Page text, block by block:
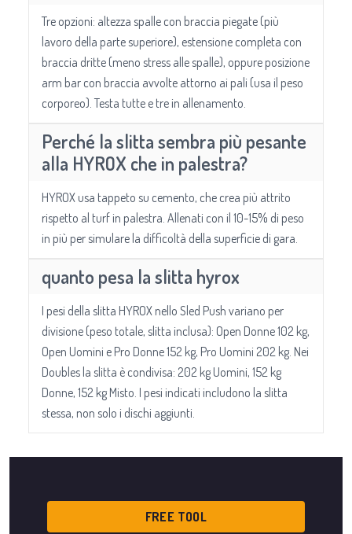
Tre opzioni: altezza spalle con braccia piegate (più
lavoro della parte superiore), estensione completa con
braccia dritte (meno stress alle spalle), oppure posizione
arm bar con braccia avvolte attorno ai pali (usa il peso
corporeo). Testa tutte e tre in allenamento.
Perché la slitta sembra più pesante
alla HYROX che in palestra?
HYROX usa tappeto su cemento, che crea più attrito
rispetto al turf in palestra. Allenati con il 10-15% di peso
in più per simulare la difficoltà della superficie di gara.
quanto pesa la slitta hyrox
I pesi della slitta HYROX nello Sled Push variano per
divisione (peso totale, slitta inclusa): Open Donne 102 kg,
Open Uomini e Pro Donne 152 kg, Pro Uomini 202 kg. Nei
Doubles la slitta è condivisa: 202 kg Uomini, 152 kg
Donne, 152 kg Misto. I pesi indicati includono la slitta
stessa, non solo i dischi aggiunti.
FREE TOOL